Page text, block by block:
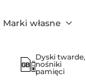
Marki własne
Dyski twarde,
nośniki
pamięci